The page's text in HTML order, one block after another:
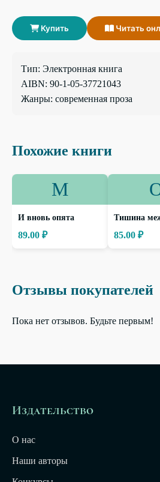
Купить Читать
Тип: Электронная книга
AIBN: 90-1-05-37721043
Жанры: современная проза
Похожие книги
М
И вновь опята
89.00 ₽
Тишина
85.00 ₽
Отзывы покупателей
Пока нет отзывов. Будьте первым!
Издательство
О нас
Наши авторы